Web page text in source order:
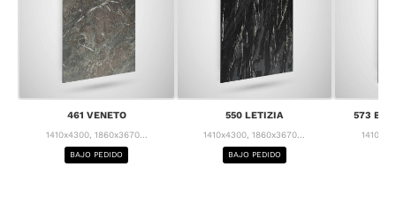
461 VENETO
1410x4300, 1860x3670...
BAJO PEDIDO
550 LETIZIA
1410x4300, 1860x3670...
BAJO PEDIDO
573